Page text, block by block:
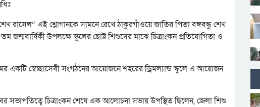
রাসেল” এই শ্লোগানকে সামনে রেখে ঠাকুরগাঁওয়ে জাতির পিতা বঙ্গবন্ধু শেখ
জন্মবার্ষিকী উপলক্ষে স্কুলের ছোট্ট শিশুদের মাঝে চিত্রাংকন প্রতিযোগিতা ও
একটি স্বেচ্ছাসেবী সংগঠনের আয়োজনে শহরের ড্রিমল্যান্ড স্কুলে এ আয়োজন
সভাপতিত্বে চিত্রাংকন শেষে এক আলোচনা সভায় উপস্থিত ছিলেন, জেলা শিশু